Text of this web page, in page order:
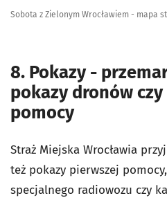
Sobota z Zielonym Wrocławiem - mapa
8. Pokazy -
pokazy dronów
pomocy
Straż Miejska Wrocławia
też pokazy pierwszej
specjalnego radiowozu czy